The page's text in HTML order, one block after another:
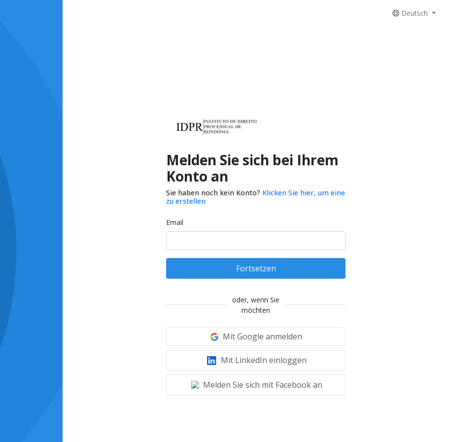
Deutsch
Melden Sie sich bei Ihrem
Konto an
Sie haben noch kein Konto? Klicken Sie hier, um eine
zu erstellen
Email
Fortsetzen
oder, wenn Sie
möchten
Mit Google anmelden
Mit LinkedIn einloggen
Melden Sie sich mit Facebook an